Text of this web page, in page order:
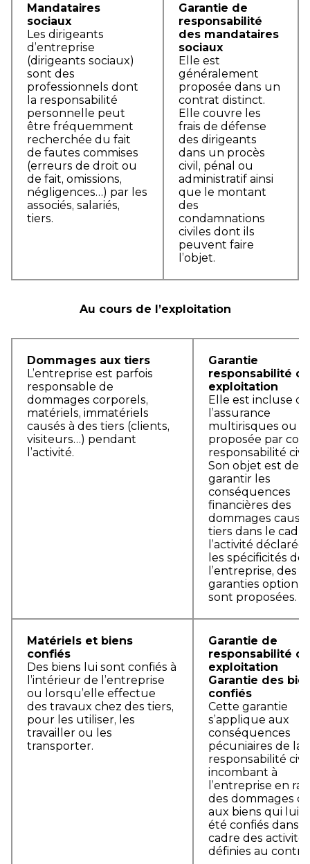
Mandataires
sociaux
Les dirigeants
d’entreprise
(dirigeants sociaux)
sont des
professionnels dont
la responsabilité
personnelle peut
être fréquemment
recherchée du fait
de fautes commises
(erreurs de droit ou
de fait, omissions,
négligences…) par les
associés, salariés,
tiers.
Garantie de
responsabilité
des mandataires
sociaux
Elle est
généralement
proposée dans un
contrat distinct.
Elle couvre les
frais de défense
des dirigeants
dans un procès
civil, pénal ou
administratif ainsi
que le montant
des
condamnations
civiles dont ils
peuvent faire
l’objet.
Au cours de l’exploitation
Dommages aux tiers
L’entreprise est parfois
responsable de
dommages corporels,
matériels, immatériels
causés à des tiers (clients,
visiteurs…) pendant
l’activité.
Garantie
responsabilité
exploitation
Elle est incluse
l’assurance
multirisques ou
proposée par
responsabilité
Son objet est de
garantir les
conséquences
financières des
dommages
tiers dans le
l’activité
les spécificités de
l’entreprise, des
garanties
sont proposées.
Matériels et biens
confiés
Des biens lui sont confiés à
l’intérieur de l’entreprise
ou lorsqu’elle effectue
des travaux chez des tiers,
pour les utiliser, les
travailler ou les
transporter.
Garantie de
responsabilité
exploitation
Garantie des
confiés
Cette garantie
s’applique aux
conséquences
pécuniaires de la
responsabilité
incombant à
l’entreprise en
des dommages
aux biens qui lui
été confiés dans
cadre des
définies au